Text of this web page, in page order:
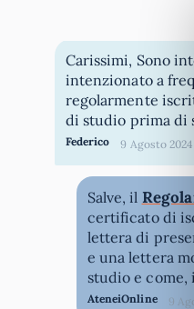
Carissimi, Sono
intenzionato a
regolarmente iscritto all’ateneo. Come posso fare? È possibile
di studio prima di
Federico 9 Agosto 2024
Salve, il
certificato di
lettera di
e una lettera
studio e come,
AteneiOnline 9